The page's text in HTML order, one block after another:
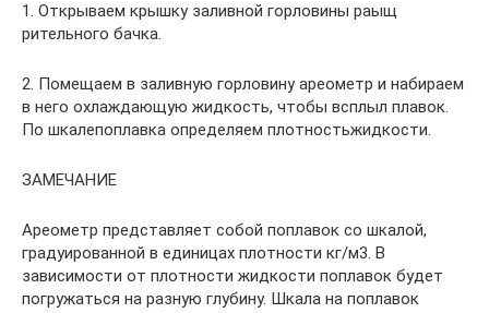
1. Открываем крышку заливной горловины раыщ
рительного бачка.
2. Помещаем в заливную горловину ареометр и набираем
в него охлаждающую жидкость, чтобы всплыл плавок.
По шкалепоплавка определяем плотностьжидкости.
ЗАМЕЧАНИЕ
Ареометр представляет собой поплавок со шкалой,
градуированной в единицах плотности кг/м3. В
зависимости от плотности жидкости поплавок будет
погружаться на разную глубину. Шкала на поплавок